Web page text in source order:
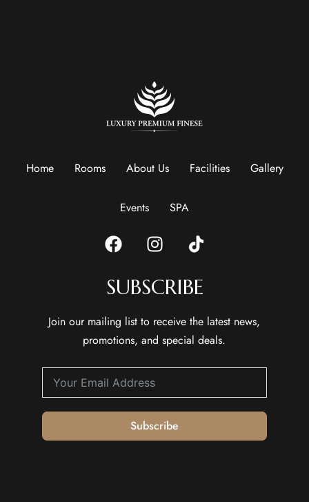
Home Rooms About Us Facilities Gallery
Events SPA
SUBSCRIBE
Join our mailing list to receive the latest news,
promotions, and special deals.
Subscribe